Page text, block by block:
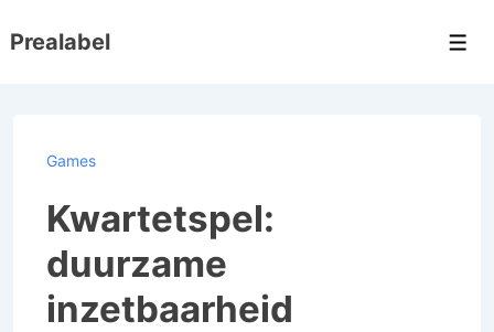
Doorgaan
Prealabel
Games
Kwartetspel:
duurzame
inzetbaarheid